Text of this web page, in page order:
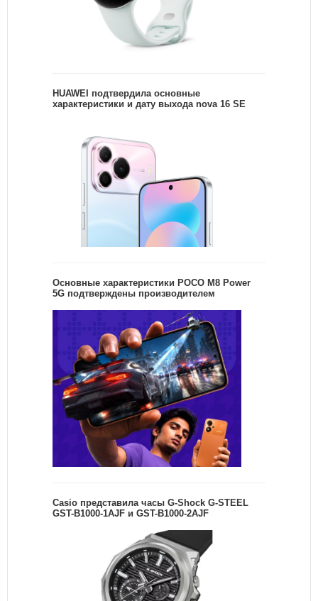
HUAWEI подтвердила основные
характеристики и дату выхода nova 16 SE
Основные характеристики POCO M8 Power
5G подтверждены производителем
Casio представила часы G-Shock G-STEEL
GST-B1000-1AJF и GST-B1000-2AJF